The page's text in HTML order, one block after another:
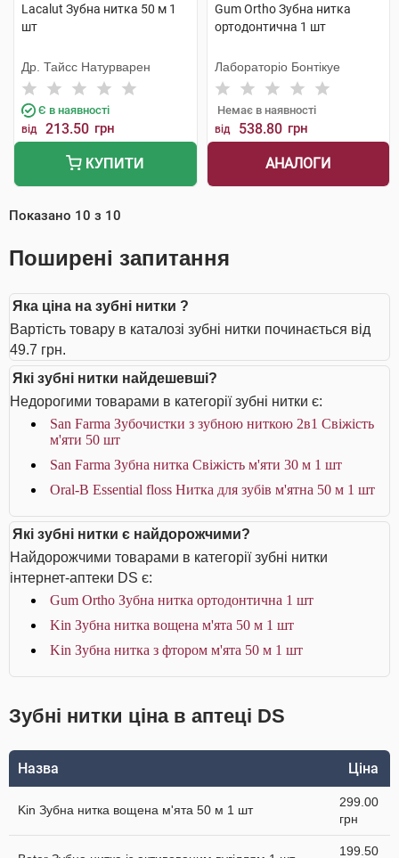
Lacalut Зубна нитка 50 м 1
шт
Др. Тайсс Натурварен
Є в наявності
від 213.50 грн
КУПИТИ
Gum Ortho Зубна нитка
ортодонтична 1 шт
Лабораторіо Бонтікуе
Немає в наявності
від 538.80 грн
АНАЛОГИ
Показано 10 з 10
Поширені запитання
Яка ціна на зубні нитки ?
Вартість товару в каталозі зубні нитки починається від
49.7 грн.
Які зубні нитки найдешевші?
Недорогими товарами в категорії зубні нитки є:
San Farma Зубочистки з зубною ниткою 2в1 Свіжість
м'яти 50 шт
San Farma Зубна нитка Свіжість м'яти 30 м 1 шт
Oral-B Essential floss Нитка для зубів м'ятна 50 м 1 шт
Які зубні нитки є найдорожчими?
Найдорожчими товарами в категорії зубні нитки
інтернет-аптеки DS є:
Gum Ortho Зубна нитка ортодонтична 1 шт
Kin Зубна нитка вощена м'ята 50 м 1 шт
Kin Зубна нитка з фтором м'ята 50 м 1 шт
Зубні нитки ціна в аптеці DS
Назва Ціна
Kin Зубна нитка вощена м'ята 50 м 1 шт
299.00
грн
199.50